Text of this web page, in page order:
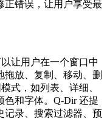
正错误，让用户享受最
让用户在一个窗口中
拖放、复制、移动、删
式，如列表、详细、
色和字体。Q-Dir 还提
记录、搜索过滤器、预